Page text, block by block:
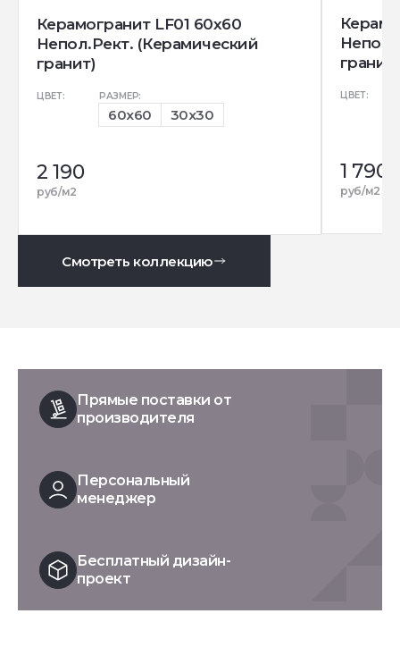
Керамогранит LF01 60x60
Непол.Рект. (Керамический
гранит)
ЦВЕТ: РАЗМЕР:
60x60 30x30
2 190
руб/м2
гранит)
ЦВЕТ:
1 790
руб/м2
Смотреть коллекцию
Прямые поставки от
производителя
Персональный
менеджер
Бесплатный дизайн-
проект